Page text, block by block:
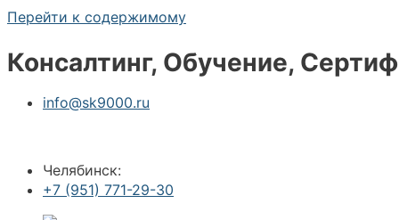
Перейти к содержимому
Консалтинг, Обучение,
info@sk9000.ru
Челябинск:
+7 (951) 771-29-30